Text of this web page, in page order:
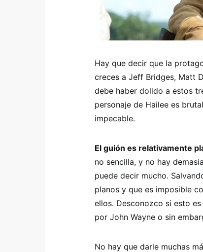
Hay que decir que la
creces a Jeff Bridges, Matt
debe haber dolido a estos
personaje de Hailee es
impecable.
El guión es relativamente
no sencilla, y no hay
puede decir mucho.
planos y que es imposible
ellos. Desconozco si esto
por John Wayne o sin
No hay que darle muchas